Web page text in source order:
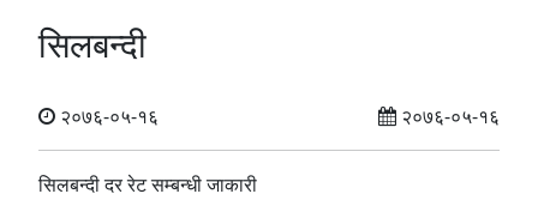
सिलबन्दी
२०७६-०५-१६ २०७६-०५-१६
सिलबन्दी दर रेट सम्बन्धी जाकारी